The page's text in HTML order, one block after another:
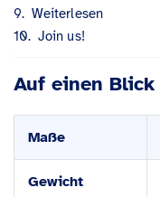
Weiterlesen
Join us!
Auf einen Blick
Maße
Gewicht